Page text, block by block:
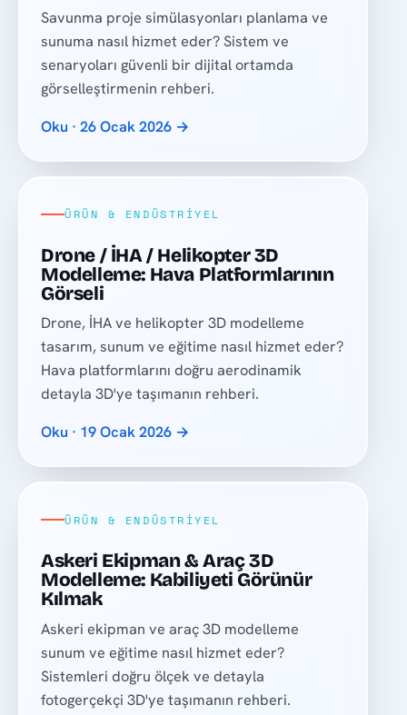
Savunma proje simülasyonları planlama ve
sunuma nasıl hizmet eder? Sistem ve
senaryoları güvenli bir dijital ortamda
görselleştirmenin rehberi.
Oku · 26 Ocak 2026 →
ÜRÜN & ENDÜSTRIYEL
Drone / İHA / Helikopter 3D
Modelleme: Hava Platformlarının
Görseli
Drone, İHA ve helikopter 3D modelleme
tasarım, sunum ve eğitime nasıl hizmet eder?
Hava platformlarını doğru aerodinamik
detayla 3D'ye taşımanın rehberi.
Oku · 19 Ocak 2026 →
ÜRÜN & ENDÜSTRIYEL
Askeri Ekipman & Araç 3D
Modelleme: Kabiliyeti Görünür
Kılmak
Askeri ekipman ve araç 3D modelleme
sunum ve eğitime nasıl hizmet eder?
Sistemleri doğru ölçek ve detayla
fotogerçekçi 3D'ye taşımanın rehberi.